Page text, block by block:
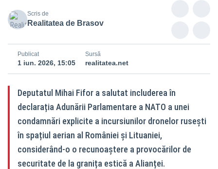
Scris de
Realitatea de Brasov
Publicat
1 iun. 2026, 15:05
Sursă
realitatea.net
Deputatul Mihai Fifor a salutat includerea în
declarația Adunării Parlamentare a NATO a unei
condamnări explicite a incursiunilor dronelor rusești
în spațiul aerian al României și Lituaniei,
considerând-o o recunoaștere a provocărilor de
securitate de la granița estică a Alianței.